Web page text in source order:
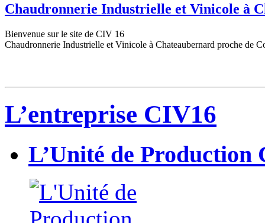
Chaudronnerie Industrielle et Vinicole à
Bienvenue sur le site de CIV 16
Chaudronnerie Industrielle et Vinicole à Chateaubernard proche de
L’entreprise CIV16
L’Unité de Production